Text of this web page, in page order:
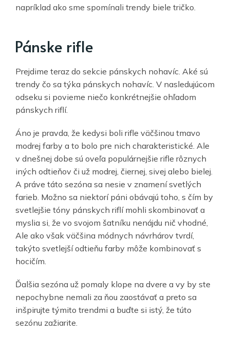
napríklad ako sme spomínali trendy biele tričko.
Pánske rifle
Prejdime teraz do sekcie pánskych nohavíc. Aké sú
trendy čo sa týka pánskych nohavíc. V nasledujúcom
odseku si povieme niečo konkrétnejšie ohľadom
pánskych riflí.
Áno je pravda, že kedysi boli rifle väčšinou tmavo
modrej farby a to bolo pre nich charakteristické. Ale
v dnešnej dobe sú oveľa populárnejšie rifle rôznych
iných odtieňov či už modrej, čiernej, sivej alebo bielej.
A práve táto sezóna sa nesie v znamení svetlých
farieb. Možno sa niektorí páni obávajú toho, s čím by
svetlejšie tóny pánskych riflí mohli skombinovať a
myslia si, že vo svojom šatníku nenájdu nič vhodné,
Ale ako však väčšina módnych návrhárov tvrdí,
takýto svetlejší odtieňu farby môže kombinovať s
hocičím.
Ďalšia sezóna už pomaly klope na dvere a vy by ste
nepochybne nemali za ňou zaostávať a preto sa
inšpirujte týmito trendmi a buďte si istý, že túto
sezónu zažiarite.